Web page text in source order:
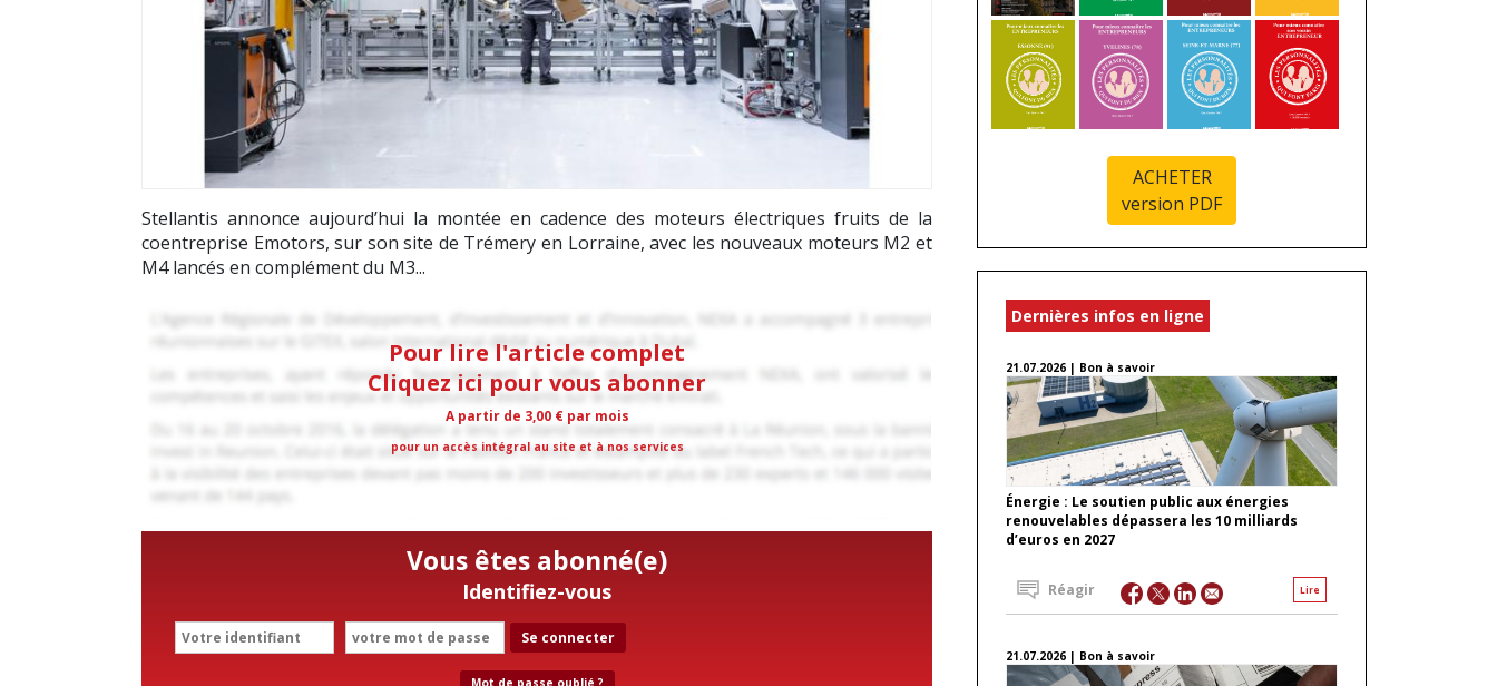
Stellantis annonce aujourd’hui la montée en cadence des moteurs électriques fruits de la
coentreprise Emotors, sur son site de Trémery en Lorraine, avec les nouveaux moteurs M2 et
M4 lancés en complément du M3...
Pour lire l'article complet
Cliquez ici pour vous abonner
A partir de 3,00 € par mois
pour un accès intégral au site et à nos services
Vous êtes abonné(e)
Identifiez-vous
Se connecter
Mot de passe oublié ?
ACHETER
version PDF
Dernières infos en ligne
21.07.2026 | Bon à savoir
Énergie : Le soutien public aux énergies
renouvelables dépassera les 10 milliards
d’euros en 2027
Lire
Réagir
21.07.2026 | Bon à savoir